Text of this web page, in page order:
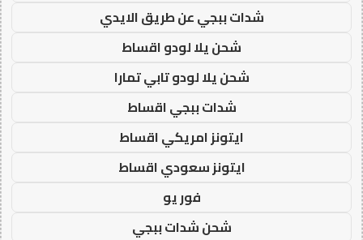
شدات ببجي عن طريق الايدي
شحن يلا لودو اقساط
شحن يلا لودو تابي تمارا
شدات ببجي اقساط
ايتونز امريكي اقساط
ايتونز سعودي اقساط
فور يو
شحن شدات ببجي